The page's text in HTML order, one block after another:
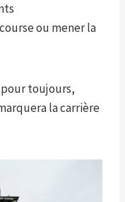
ou mener la
toujours,
la carrière